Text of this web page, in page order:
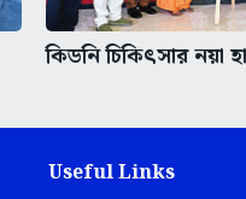
কিডনি চিকিৎসার নয়া
Useful Links